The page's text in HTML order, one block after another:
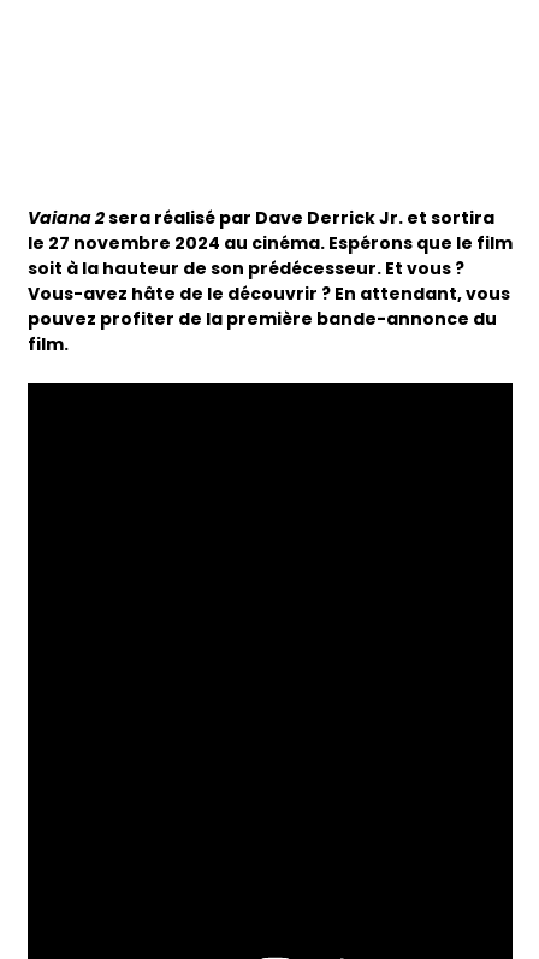
Vaiana 2sera réalisé par Dave Derrick Jr. et sortira
le 27 novembre 2024 au cinéma. Espérons que le film
soit à la hauteur de son prédécesseur. Et vous ?
Vous-avez hâte de le découvrir ? En attendant, vous
pouvez profiter de la première bande-annonce du
film.